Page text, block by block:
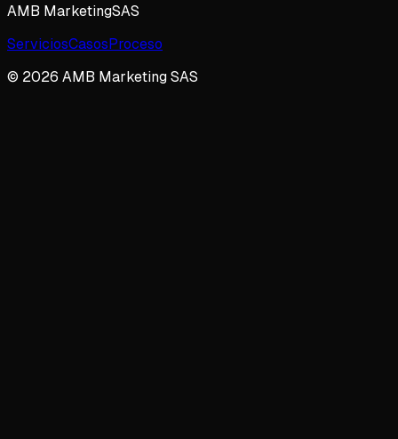
AMB MarketingSAS
ServiciosCasosProceso
© 2026 AMB Marketing SAS